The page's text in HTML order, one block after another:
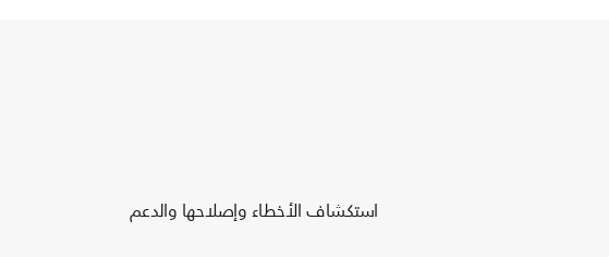
استكشاف الأخطاء وإصلاحها والدعم